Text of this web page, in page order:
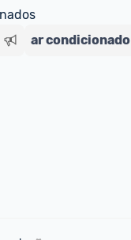
ar condicionado